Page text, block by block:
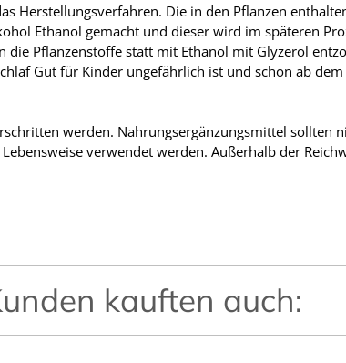
Herstellungsverfahren. Die in den Pflanzen
Ethanol gemacht und dieser wird im späteren
die Pflanzenstoffe statt mit Ethanol mit Glyzerol
Gut für Kinder ungefährlich ist und schon ab
werden. Nahrungsergänzungsmittel sollten
verwendet werden. Außerhalb der
kauften auch: